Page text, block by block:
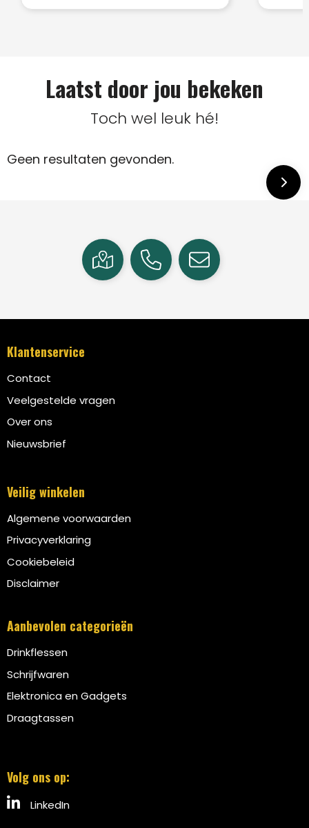
Laatst door jou bekeken
Toch wel leuk hé!
Geen resultaten gevonden.
Klantenservice
Contact
Veelgestelde vragen
Over ons
Nieuwsbrief
Veilig winkelen
Algemene voorwaarden
Privacyverklaring
Cookiebeleid
Disclaimer
Aanbevolen categorieën
Drinkflessen
Schrijfwaren
Elektronica en Gadgets
Draagtassen
Volg ons op:
LinkedIn